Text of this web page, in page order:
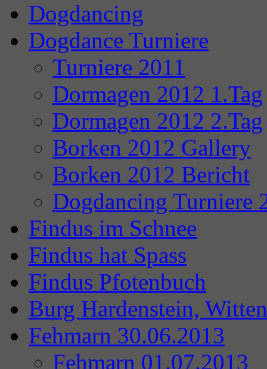
Dogdancing
Dogdance Turniere
Turniere 2011
Dormagen 2012 1.Tag
Dormagen 2012 2.Tag
Borken 2012 Gallery
Borken 2012 Bericht
Dogdancing Turniere
Findus im Schnee
Findus hat Spass
Findus Pfotenbuch
Burg Hardenstein,
Fehmarn 30.06.2013
Fehmarn 01.07.2013